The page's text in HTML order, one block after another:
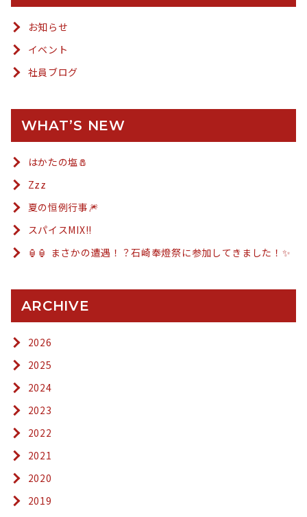
お知らせ
イベント
社員ブログ
WHAT’S NEW
はかたの塩🧂
Zzz
夏の恒例行事🎆
スパイスMIX!!
🏮🏮 まさかの遭遇！？石崎奉燈祭に参加してきました！✨
ARCHIVE
2026
2025
2024
2023
2022
2021
2020
2019